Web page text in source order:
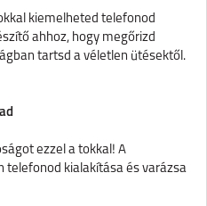
kiemelheted telefonod
ahhoz, hogy megőrizd
tartsd a véletlen ütésektől.
ezzel a tokkal! A
telefonod kialakítása és varázsa